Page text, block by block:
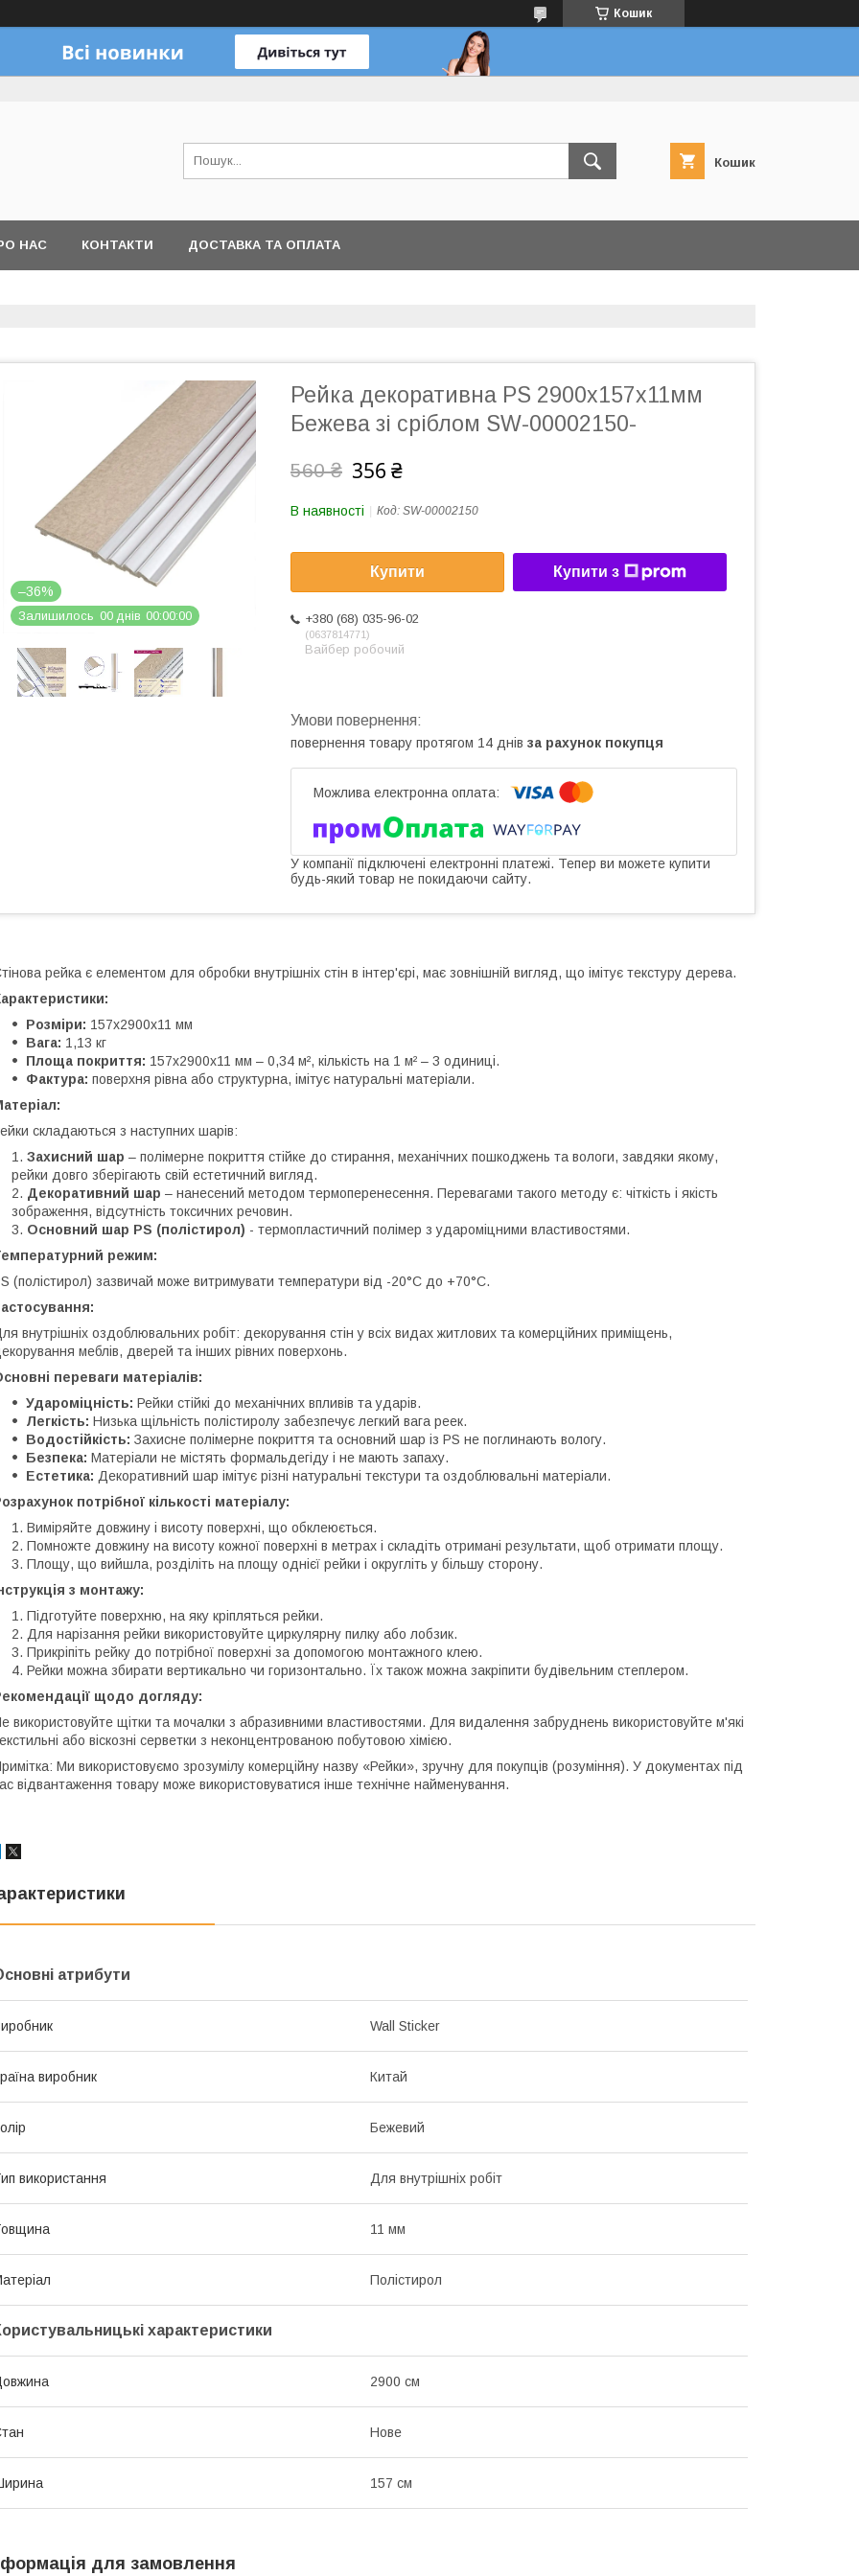
Кошик
Кошик
НАС КОНТАКТИ ДОСТАВКА ТА ОПЛАТА
–36%
Залишилось 00 днів 00 00 00
Рейка декоративна PS 2900х157х11мм
Бежева зі сріблом SW-00002150-
560 ₴ 356 ₴
В наявності Код: SW-00002150
Купити Купити з
+380 (68) 035-96-02
0637814771
Вайбер робочий
повернення товару протягом 14 днів за рахунок покупця
У компанії підключені електронні платежі. Тепер ви можете купити
будь-який товар не покидаючи сайту.
рейка є елементом для обробки внутрішніх стін в інтер'єрі, має зовнішній вигляд, що імітує текстуру дерева.
Розміри: 157х2900х11 мм
Вага: 1,13 кг
Площа покриття: 157х2900х11 мм – 0,34 м², кількість на 1 м² – 3 одиниці.
Фактура: поверхня рівна або структурна, імітує натуральні матеріали.
складаються з наступних шарів:
Захисний шар – полімерне покриття стійке до стирання, механічних пошкоджень та вологи, завдяки якому,
рейки довго зберігають свій естетичний вигляд.
Декоративний шар – нанесений методом термоперенесення. Перевагами такого методу є: чіткість і якість
зображення, відсутність токсичних речовин.
Основний шар PS (полістирол) - термопластичний полімер з удароміцними властивостями.
режим:
(полістирол) зазвичай може витримувати температури від -20°C до +70°C.
внутрішніх оздоблювальних робіт: декорування стін у всіх видах житлових та комерційних приміщень,
меблів, дверей та інших рівних поверхонь.
переваги матеріалів:
Удароміцність: Рейки стійкі до механічних впливів та ударів.
Легкість: Низька щільність полістиролу забезпечує легкий вага реек.
Водостійкість: Захисне полімерне покриття та основний шар із PS не поглинають вологу.
Безпека: Матеріали не містять формальдегіду і не мають запаху.
Естетика: Декоративний шар імітує різні натуральні текстури та оздоблювальні матеріали.
потрібної кількості матеріалу:
Виміряйте довжину і висоту поверхні, що обклеюється.
Помножте довжину на висоту кожної поверхні в метрах і складіть отримані результати, щоб отримати площу.
Площу, що вийшла, розділіть на площу однієї рейки і округліть у більшу сторону.
з монтажу:
Підготуйте поверхню, на яку кріпляться рейки.
Для нарізання рейки використовуйте циркулярну пилку або лобзик.
Прикріпіть рейку до потрібної поверхні за допомогою монтажного клею.
Рейки можна збирати вертикально чи горизонтально. Їх також можна закріпити будівельним степлером.
щодо догляду:
використовуйте щітки та мочалки з абразивними властивостями. Для видалення забруднень використовуйте м'які
або віскозні серветки з неконцентрованою побутовою хімією.
Ми використовуємо зрозумілу комерційну назву «Рейки», зручну для покупців (розуміння). У документах під
відвантаження товару може використовуватися інше технічне найменування.
атрибути
Wall Sticker
виробник Китай
Бежевий
використання Для внутрішніх робіт
11 мм
Полістирол
характеристики
2900 см
Нове
157 см
для замовлення